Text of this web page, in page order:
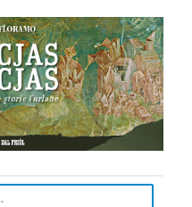
FRIULIAN